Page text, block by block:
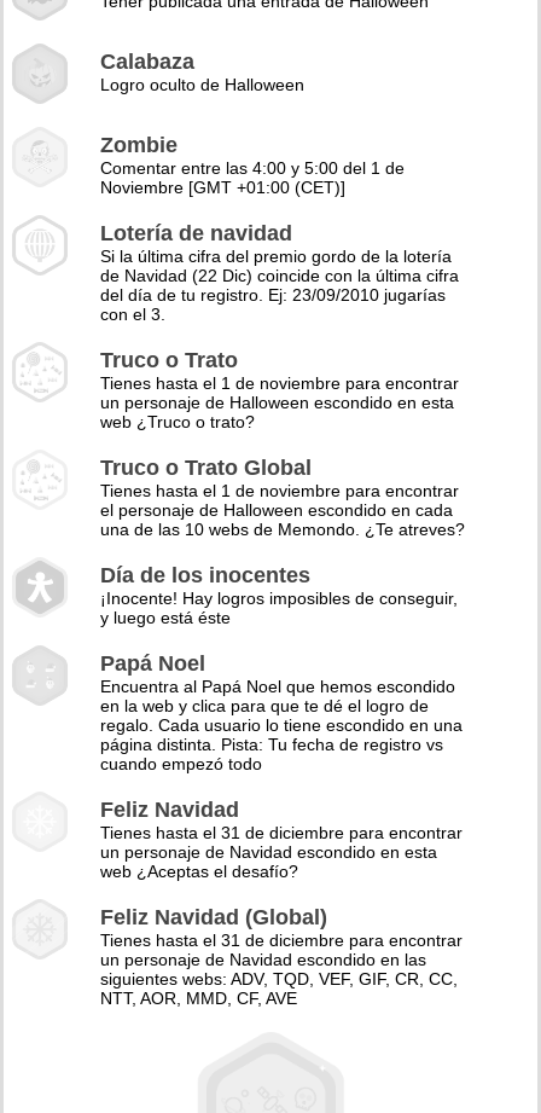
Calabaza
Logro oculto de Halloween
Zombie
Comentar entre las 4:00 y 5:00 del 1 de
Noviembre [GMT +01:00 (CET)]
Lotería de navidad
Si la última cifra del premio gordo de la lotería
de Navidad (22 Dic) coincide con la última cifra
del día de tu registro. Ej: 23/09/2010 jugarías
con el 3.
Truco o Trato
Tienes hasta el 1 de noviembre para encontrar
un personaje de Halloween escondido en esta
web ¿Truco o trato?
Truco o Trato Global
Tienes hasta el 1 de noviembre para encontrar
el personaje de Halloween escondido en cada
una de las 10 webs de Memondo. ¿Te atreves?
Día de los inocentes
¡Inocente! Hay logros imposibles de conseguir,
y luego está éste
Papá Noel
Encuentra al Papá Noel que hemos escondido
en la web y clica para que te dé el logro de
regalo. Cada usuario lo tiene escondido en una
página distinta. Pista: Tu fecha de registro vs
cuando empezó todo
Feliz Navidad
Tienes hasta el 31 de diciembre para encontrar
un personaje de Navidad escondido en esta
web ¿Aceptas el desafío?
Feliz Navidad (Global)
Tienes hasta el 31 de diciembre para encontrar
un personaje de Navidad escondido en las
siguientes webs: ADV, TQD, VEF, GIF, CR, CC,
NTT, AOR, MMD, CF, AVE